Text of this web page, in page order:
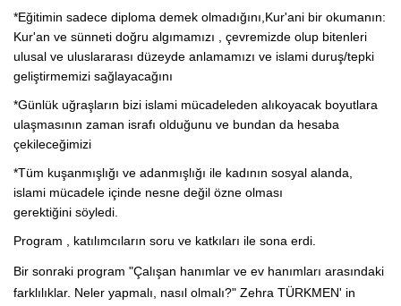
*Eğitimin sadece diploma demek olmadığını, Kur'ani bir okumanın:
Kur'an ve sünneti doğru algımamızı , çevremizde olup bitenleri
ulusal ve uluslararası düzeyde anlamamızı ve islami duruş/tepki
geliştirmemizi sağlayacağını
*Günlük uğraşların bizi islami mücadeleden alıkoyacak boyutlara
ulaşmasının zaman israfı olduğunu ve bundan da hesaba
çekileceğimizi
*Tüm kuşanmışlığı ve adanmışlığı ile kadının sosyal alanda,
islami mücadele içinde nesne değil özne olması
gerektiğini söyledi.
Program , katılımcıların soru ve katkıları ile sona erdi.
Bir sonraki program "Çalışan hanımlar ve ev hanımları arasındaki
farklılıklar. Neler yapmalı, nasıl olmalı?" Zehra TÜRKMEN' in